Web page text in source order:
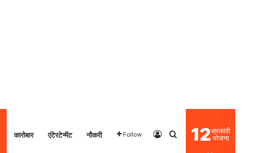
कारोबार एंटेरटेन्मेंट नौकरी Follow Log InSearch for
12सरकारी
योजना